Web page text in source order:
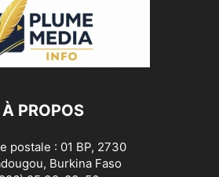
À PROPOS
postale : 01 BP, 2730
Burkina Faso